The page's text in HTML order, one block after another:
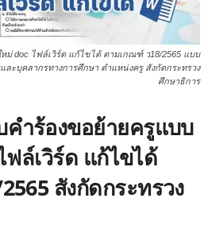
ม่ doc ไฟล์เวิร์ด แก้ไขได้ ตามเกณฑ์ ว18/2565 แบบ
ละบุคลากรทางการศึกษา ตำแหน่งครู สังกัดกระทรวง
ศึกษาธิการ
ำร้องขอย้ายครูแบบ
ล์เวิร์ด แก้ไขได้
สังกัดกระทรวง